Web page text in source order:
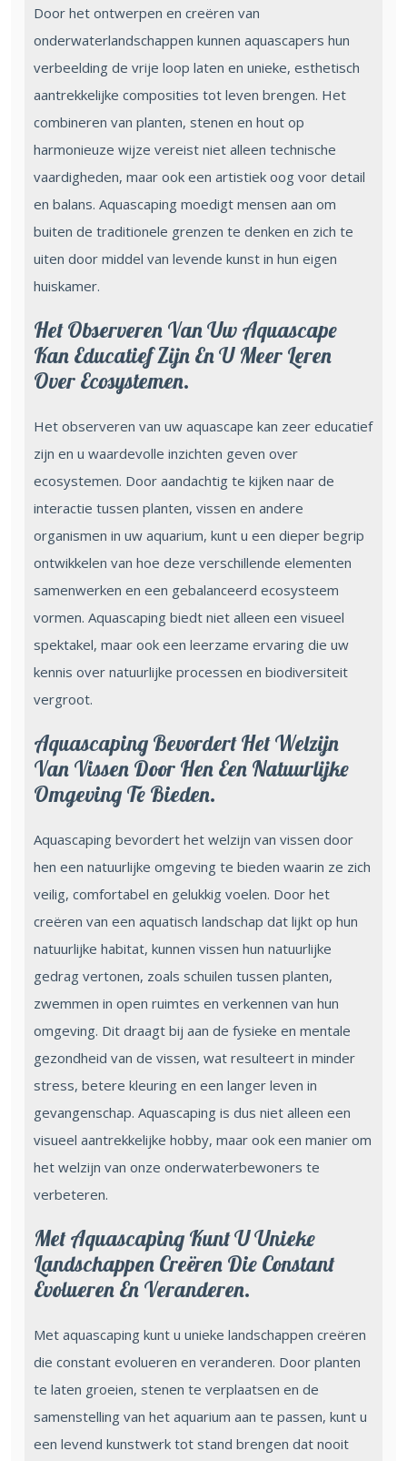
Door het ontwerpen en creëren van
onderwaterlandschappen kunnen aquascapers hun
verbeelding de vrije loop laten en unieke, esthetisch
aantrekkelijke composities tot leven brengen. Het
combineren van planten, stenen en hout op
harmonieuze wijze vereist niet alleen technische
vaardigheden, maar ook een artistiek oog voor detail
en balans. Aquascaping moedigt mensen aan om
buiten de traditionele grenzen te denken en zich te
uiten door middel van levende kunst in hun eigen
huiskamer.
Het Observeren Van Uw Aquascape
Kan Educatief Zijn En U Meer Leren
Over Ecosystemen.
Het observeren van uw aquascape kan zeer educatief
zijn en u waardevolle inzichten geven over
ecosystemen. Door aandachtig te kijken naar de
interactie tussen planten, vissen en andere
organismen in uw aquarium, kunt u een dieper begrip
ontwikkelen van hoe deze verschillende elementen
samenwerken en een gebalanceerd ecosysteem
vormen. Aquascaping biedt niet alleen een visueel
spektakel, maar ook een leerzame ervaring die uw
kennis over natuurlijke processen en biodiversiteit
vergroot.
Aquascaping Bevordert Het Welzijn
Van Vissen Door Hen Een Natuurlijke
Omgeving Te Bieden.
Aquascaping bevordert het welzijn van vissen door
hen een natuurlijke omgeving te bieden waarin ze zich
veilig, comfortabel en gelukkig voelen. Door het
creëren van een aquatisch landschap dat lijkt op hun
natuurlijke habitat, kunnen vissen hun natuurlijke
gedrag vertonen, zoals schuilen tussen planten,
zwemmen in open ruimtes en verkennen van hun
omgeving. Dit draagt bij aan de fysieke en mentale
gezondheid van de vissen, wat resulteert in minder
stress, betere kleuring en een langer leven in
gevangenschap. Aquascaping is dus niet alleen een
visueel aantrekkelijke hobby, maar ook een manier om
het welzijn van onze onderwaterbewoners te
verbeteren.
Met Aquascaping Kunt U Unieke
Landschappen Creëren Die Constant
Evolueren En Veranderen.
Met aquascaping kunt u unieke landschappen creëren
die constant evolueren en veranderen. Door planten
te laten groeien, stenen te verplaatsen en de
samenstelling van het aquarium aan te passen, kunt u
een levend kunstwerk tot stand brengen dat nooit